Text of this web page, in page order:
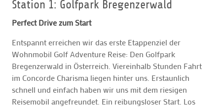
Station 1: Golfpark Bregenzerwald
Perfect Drive zum Start
Entspannt erreichen wir das erste Etappenziel der
Wohnmobil Golf Adventure Reise: Den Golfpark
Bregenzerwald in Österreich. Viereinhalb Stunden Fahrt
im Concorde Charisma liegen hinter uns. Erstaunlich
schnell und einfach haben wir uns mit dem riesigen
Reisemobil angefreundet. Ein reibungsloser Start. Los